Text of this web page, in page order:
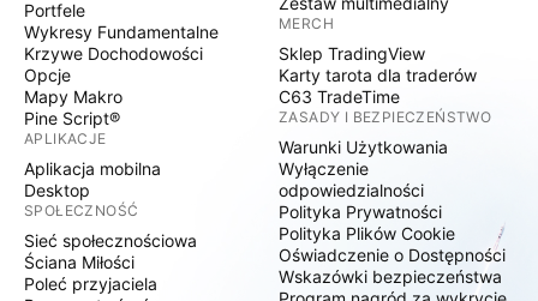
Portfele
Wykresy Fundamentalne
Krzywe Dochodowości
Opcje
Mapy Makro
Pine Script®
APLIKACJE
Aplikacja mobilna
Desktop
SPOŁECZNOŚĆ
Sieć społecznościowa
Ściana Miłości
Poleć przyjaciela
MERCH
Sklep TradingView
Karty tarota dla traderów
C63 TradeTime
ZASADY I BEZPIECZEŃSTWO
Warunki Użytkowania
Wyłączenie
odpowiedzialności
Polityka Prywatności
Polityka Plików Cookie
Oświadczenie o Dostępności
Wskazówki bezpieczeństwa